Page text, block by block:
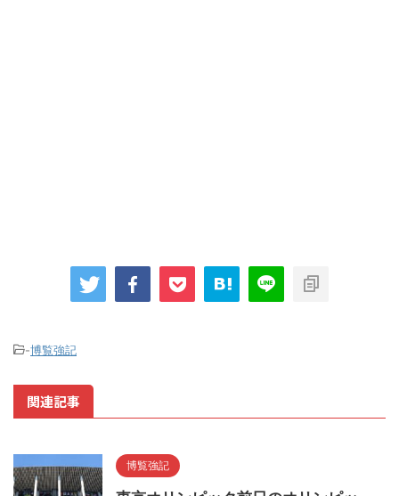
-博覧強記
関連記事
博覧強記